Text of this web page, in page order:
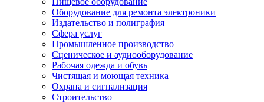
Оборудование для ремонта электроники
Издательство и полиграфия
Сфера услуг
Промышленное производство
Сценическое и аудиооборудование
Рабочая одежда и обувь
Чистящая и моющая техника
Охрана и сигнализация
Строительство